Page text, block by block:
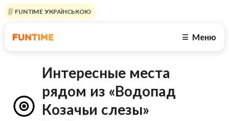
FUNTIME УКРАЇНСЬКОЮ
☰ Меню
Интересные места
рядом из «Водопад
Козачьи слезы»